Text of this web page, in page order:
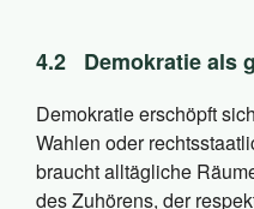
4.2 Demokratie als
Demokratie erschöpft
Wahlen oder
braucht alltägliche
des Zuhörens, der